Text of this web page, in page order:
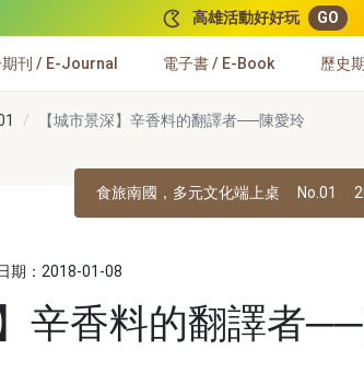
高雄活動好好玩 GO
期刊 / E-Journal 電子書 / E-Book 歷史
【城市景深】辛香料的翻譯者──陳愛玲
食旅南國，多元文化端上桌 No.01
期：2018-01-08
辛香料的翻譯者